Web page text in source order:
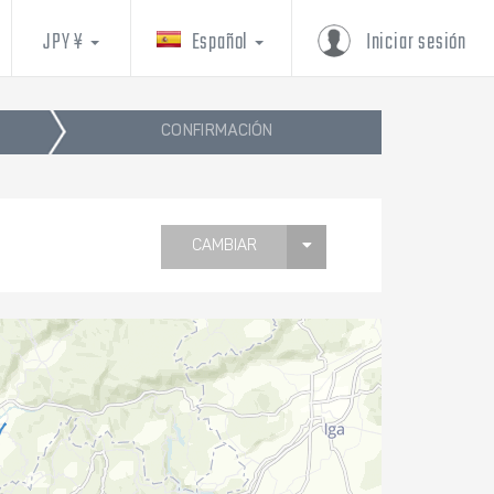
Iniciar sesión
Español
JPY ¥
CONFIRMACIÓN
CAMBIAR